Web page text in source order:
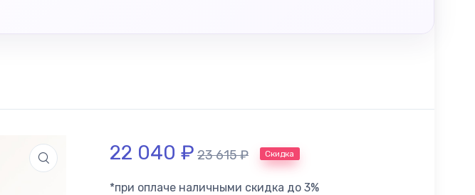
22 040 ₽ 23 615₽ Скидка
*при оплаче наличными скидка до 3%